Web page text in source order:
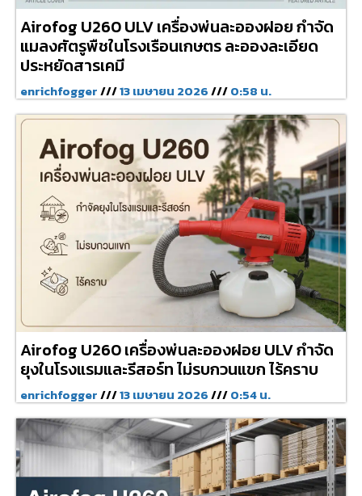
Airofog U260 ULV เครื่องพ่นละอองฝอย กำจัด
แมลงศัตรูพืชในโรงเรือนเกษตร ละอองละเอียด
ประหยัดสารเคมี
enrichfogger 13 เมษายน 2026 0:58 น.
Airofog U260 เครื่องพ่นละอองฝอย ULV กำจัด
ยุงในโรงแรมและรีสอร์ท ไม่รบกวนแขก ไร้คราบ
enrichfogger 13 เมษายน 2026 0:54 น.